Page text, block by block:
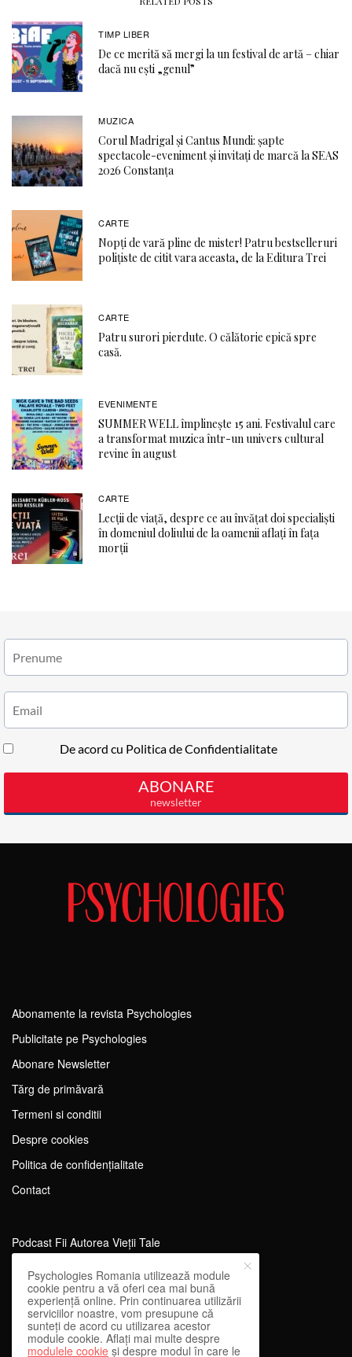
TIMP LIBER
De ce merită să mergi la un festival de artă – chiar
dacă nu ești „genul”
MUZICA
Corul Madrigal și Cantus Mundi: șapte
spectacole-eveniment și invitați de marcă la SEAS
2026 Constanța
CARTE
Nopți de vară pline de mister! Patru bestselleruri
polițiste de citit vara aceasta, de la Editura Trei
CARTE
Patru surori pierdute. O călătorie epică spre
casă.
EVENIMENTE
SUMMER WELL împlinește 15 ani. Festivalul care
a transformat muzica într-un univers cultural
revine în august
CARTE
Lecții de viață, despre ce au învățat doi specialiști
în domeniul doliului de la oamenii aflați în fața
morții
Abonamente la revista Psychologies
Publicitate pe Psychologies
Abonare Newsletter
Tărg de primăvară
Termeni si conditii
Despre cookies
Politica de confidențialitate
Contact
Podcast Fii Autorea Vieții Tale
Evenimente Fii Autoarea Vieții Tale!
SportEdu
Antrenament Mental pentru Sportivi
Learning Network
Psychologies Romania utilizează module
cookie pentru a vă oferi cea mai bună
experiență online. Prin continuarea utilizării
serviciilor noastre, vom presupune că
sunteți de acord cu utilizarea acestor
module cookie. Aflați mai multe despre
modulele cookie și despre modul în care le